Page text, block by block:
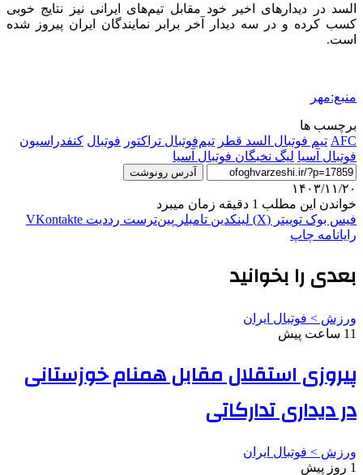
السد در دیدارهای اخیر خود مقابل تیم‌های ایرانی نیز نتایج خوبی
کسب کرده و در سه دیدار آخر برابر نمایندگان ایران پیروز شده
است.
منبع:مهر
برچسب ها
AFC تیم فوتبال السد قطر تیم‌فوتبال تراکتور فوتبال کنفدراسیون
فوتبال آسیا لیگ نخبگان فوتبال آسیا
آدرس رونوشت
۱۴۰۳/۱۱/۲۰
خواندن این مطلب 1 دقیقه زمان میبرد
فیس بوک توییتر (X) لینکدین ‫تامبلر ‫پین‌ترست ‫رددیت ‫VKontakte
رایانامه چاپ
بعدی را بخوانید
ورزش > فوتبال ایران
11 ساعت پیش
پیروزی استقلال مقابل همنام خوزستانی
در دیداری تدارکاتی
ورزش > فوتبال ایران
1 روز پیش